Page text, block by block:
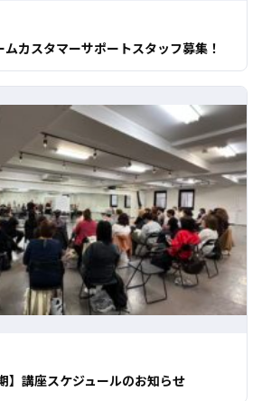
ムカスタマーサポートスタッフ募集！
】講座スケジュールのお知らせ